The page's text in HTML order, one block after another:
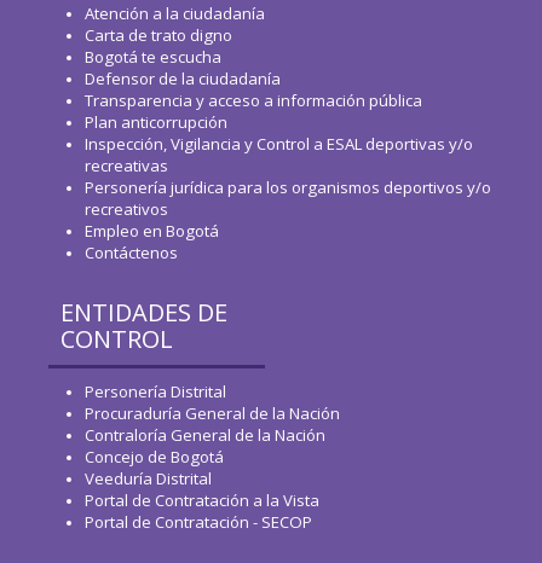
Atención a la ciudadanía
Carta de trato digno
Bogotá te escucha
Defensor de la ciudadanía
Transparencia y acceso a información pública
Plan anticorrupción
Inspección, Vigilancia y Control a ESAL deportivas y/o
recreativas
Personería jurídica para los organismos deportivos y/o
recreativos
Empleo en Bogotá
Contáctenos
ENTIDADES DE
CONTROL
Personería Distrital
Procuraduría General de la Nación
Contraloría General de la Nación
Concejo de Bogotá
Veeduría Distrital
Portal de Contratación a la Vista
Portal de Contratación - SECOP